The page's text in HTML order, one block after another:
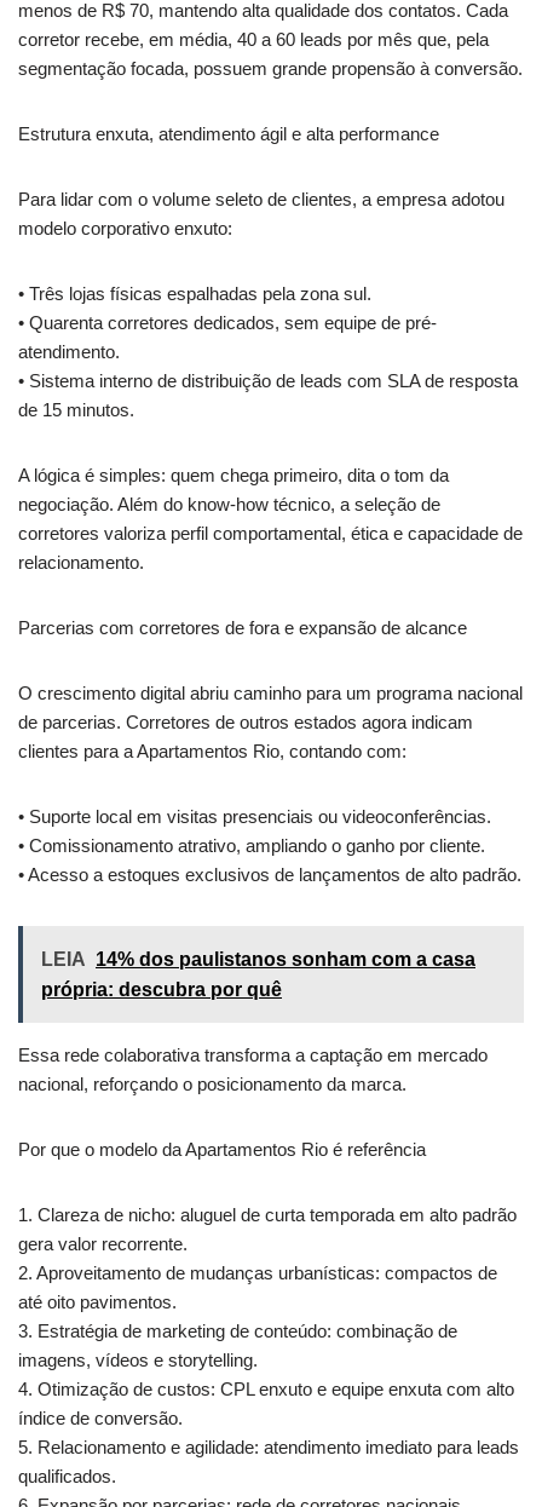
menos de R$ 70, mantendo alta qualidade dos contatos. Cada
corretor recebe, em média, 40 a 60 leads por mês que, pela
segmentação focada, possuem grande propensão à conversão.
Estrutura enxuta, atendimento ágil e alta performance
Para lidar com o volume seleto de clientes, a empresa adotou
modelo corporativo enxuto:
• Três lojas físicas espalhadas pela zona sul.
• Quarenta corretores dedicados, sem equipe de pré-
atendimento.
• Sistema interno de distribuição de leads com SLA de resposta
de 15 minutos.
A lógica é simples: quem chega primeiro, dita o tom da
negociação. Além do know-how técnico, a seleção de
corretores valoriza perfil comportamental, ética e capacidade de
relacionamento.
Parcerias com corretores de fora e expansão de alcance
O crescimento digital abriu caminho para um programa nacional
de parcerias. Corretores de outros estados agora indicam
clientes para a Apartamentos Rio, contando com:
• Suporte local em visitas presenciais ou videoconferências.
• Comissionamento atrativo, ampliando o ganho por cliente.
• Acesso a estoques exclusivos de lançamentos de alto padrão.
LEIA 14% dos paulistanos sonham com a casa
própria: descubra por quê
Essa rede colaborativa transforma a captação em mercado
nacional, reforçando o posicionamento da marca.
Por que o modelo da Apartamentos Rio é referência
1. Clareza de nicho: aluguel de curta temporada em alto padrão
gera valor recorrente.
2. Aproveitamento de mudanças urbanísticas: compactos de
até oito pavimentos.
3. Estratégia de marketing de conteúdo: combinação de
imagens, vídeos e storytelling.
4. Otimização de custos: CPL enxuto e equipe enxuta com alto
índice de conversão.
5. Relacionamento e agilidade: atendimento imediato para leads
qualificados.